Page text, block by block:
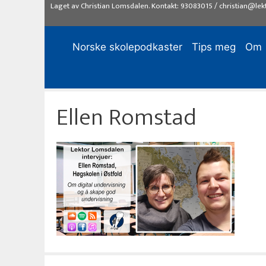
Laget avChristian Lomsdalen. Kontakt: 93083015/
Norske skolepodkaster Tips meg Om
Ellen Romstad